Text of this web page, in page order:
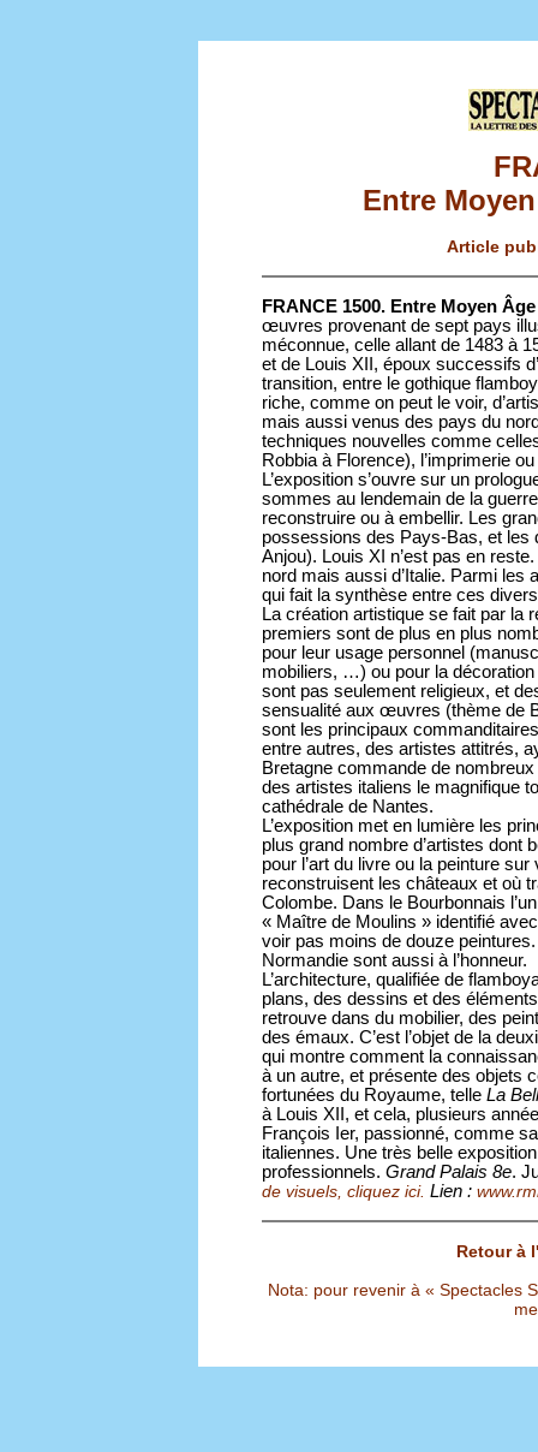
Entre
Article
FRANCE 1500. Entre Moyen
œuvres provenant de sept pays
méconnue, celle allant de 1483 à
et de Louis XII, époux successifs
transition, entre le gothique
riche, comme on peut le voir,
mais aussi venus des pays du
techniques nouvelles comme
Robbia à Florence), l’imprimerie ou
L’exposition s’ouvre sur un
sommes au lendemain de la
reconstruire ou à embellir. Les
possessions des Pays-Bas, et les
Anjou). Louis XI n’est pas en
nord mais aussi d’Italie. Parmi les
qui fait la synthèse entre ces
La création artistique se fait par la
premiers sont de plus en plus
pour leur usage personnel
mobiliers, …) ou pour la
sont pas seulement religieux, et
sensualité aux œuvres (thème de
sont les principaux
entre autres, des artistes attitrés,
Bretagne commande de
des artistes italiens le magnifique
cathédrale de Nantes.
L’exposition met en lumière les
plus grand nombre d’artistes dont
pour l’art du livre ou la peinture
reconstruisent les châteaux et où
Colombe. Dans le Bourbonnais
« Maître de Moulins » identifié
voir pas moins de douze
Normandie sont aussi à l’honneur.
L’architecture, qualifiée de
plans, des dessins et des
retrouve dans du mobilier, des
des émaux. C’est l’objet de la
qui montre comment la
à un autre, et présente des objets
fortunées du Royaume, telle La
à Louis XII, et cela, plusieurs
François Ier, passionné, comme
italiennes. Une très belle
professionnels. Grand Palais 8e.
de visuels, cliquez ici. Lien :
Retour à
Nota: pour revenir à « Spectacles